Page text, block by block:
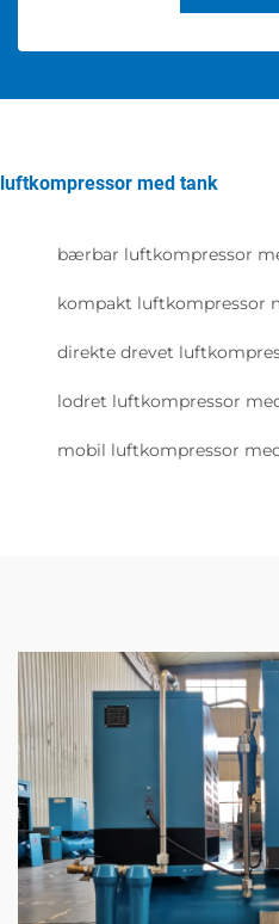
luftkompressor med tank
bærbar luftkompressor
kompakt luftkompressor
direkte drevet
lodret luftkompressor
mobil luftkompressor